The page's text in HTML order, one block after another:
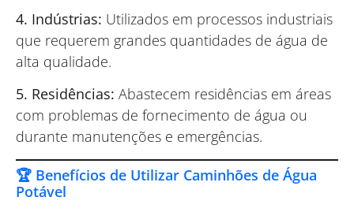
4. Indústrias: Utilizados em processos industriais
que requerem grandes quantidades de água de
alta qualidade.
5. Residências: Abastecem residências em áreas
com problemas de fornecimento de água ou
durante manutenções e emergências.
🏆 Benefícios de Utilizar Caminhões de Água
Potável